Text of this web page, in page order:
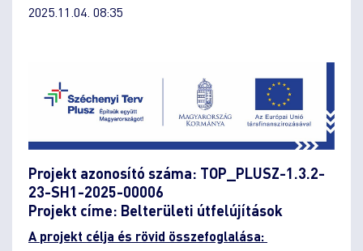
2025.11.04. 08:35
Projekt azonosító száma: TOP_PLUSZ-1.3.2-
23-SH1-2025-00006
Projekt címe: Belterületi útfelújítások
A projekt célja és rövid összefoglalása: